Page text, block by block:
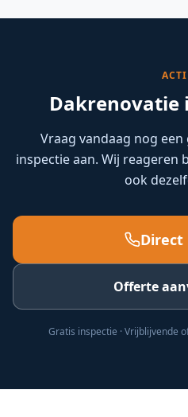
Dakrenovatie
Vraag vandaag nog
inspectie aan. Wij
ook
Direct
Offerte
Gratis inspectie · Vrijblijvende